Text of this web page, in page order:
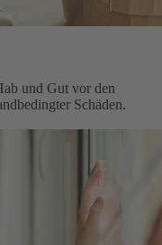
und Gut vor den
Schäden.